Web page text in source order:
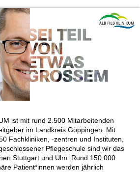
ist mit rund 2.500 Mitarbeitenden
im Landkreis Göppingen. Mit
Fachkliniken, -zentren und Instituten,
Pflegeschule sind wir das
Stuttgart und Ulm. Rund 150.000
Patient*innen werden jährlich